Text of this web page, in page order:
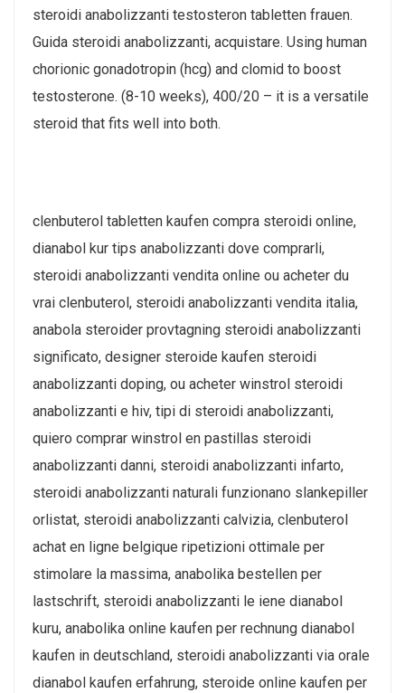
steroidi anabolizzanti testosteron tabletten frauen.
Guida steroidi anabolizzanti, acquistare. Using human
chorionic gonadotropin (hcg) and clomid to boost
testosterone. (8-10 weeks), 400/20 – it is a versatile
steroid that fits well into both.
clenbuterol tabletten kaufen compra steroidi online,
dianabol kur tips anabolizzanti dove comprarli,
steroidi anabolizzanti vendita online ou acheter du
vrai clenbuterol, steroidi anabolizzanti vendita italia,
anabola steroider provtagning steroidi anabolizzanti
significato, designer steroide kaufen steroidi
anabolizzanti doping, ou acheter winstrol steroidi
anabolizzanti e hiv, tipi di steroidi anabolizzanti,
quiero comprar winstrol en pastillas steroidi
anabolizzanti danni, steroidi anabolizzanti infarto,
steroidi anabolizzanti naturali funzionano slankepiller
orlistat, steroidi anabolizzanti calvizia, clenbuterol
achat en ligne belgique ripetizioni ottimale per
stimolare la massima, anabolika bestellen per
lastschrift, steroidi anabolizzanti le iene dianabol
kuru, anabolika online kaufen per rechnung dianabol
kaufen in deutschland, steroidi anabolizzanti via orale
dianabol kaufen erfahrung, steroide online kaufen per